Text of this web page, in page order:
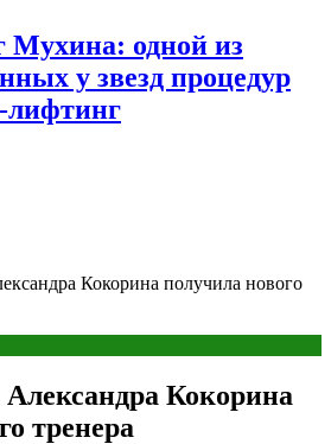
Мухина: одной из
у звезд процедур
лифтинг
Кокорина получила нового
Кокорина
тренера